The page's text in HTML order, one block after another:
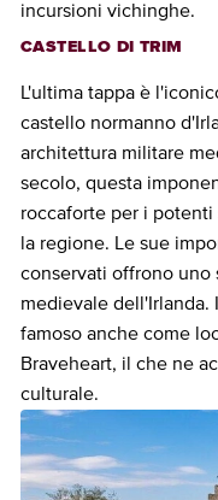
incursioni vichinghe.
CASTELLO DI TRIM
L'ultima tappa è
castello normanno
architettura militare
secolo, questa
roccaforte per i
la regione. Le sue
conservati offrono uno
medievale dell'Irlanda.
famoso anche come
Braveheart, il che ne
culturale.